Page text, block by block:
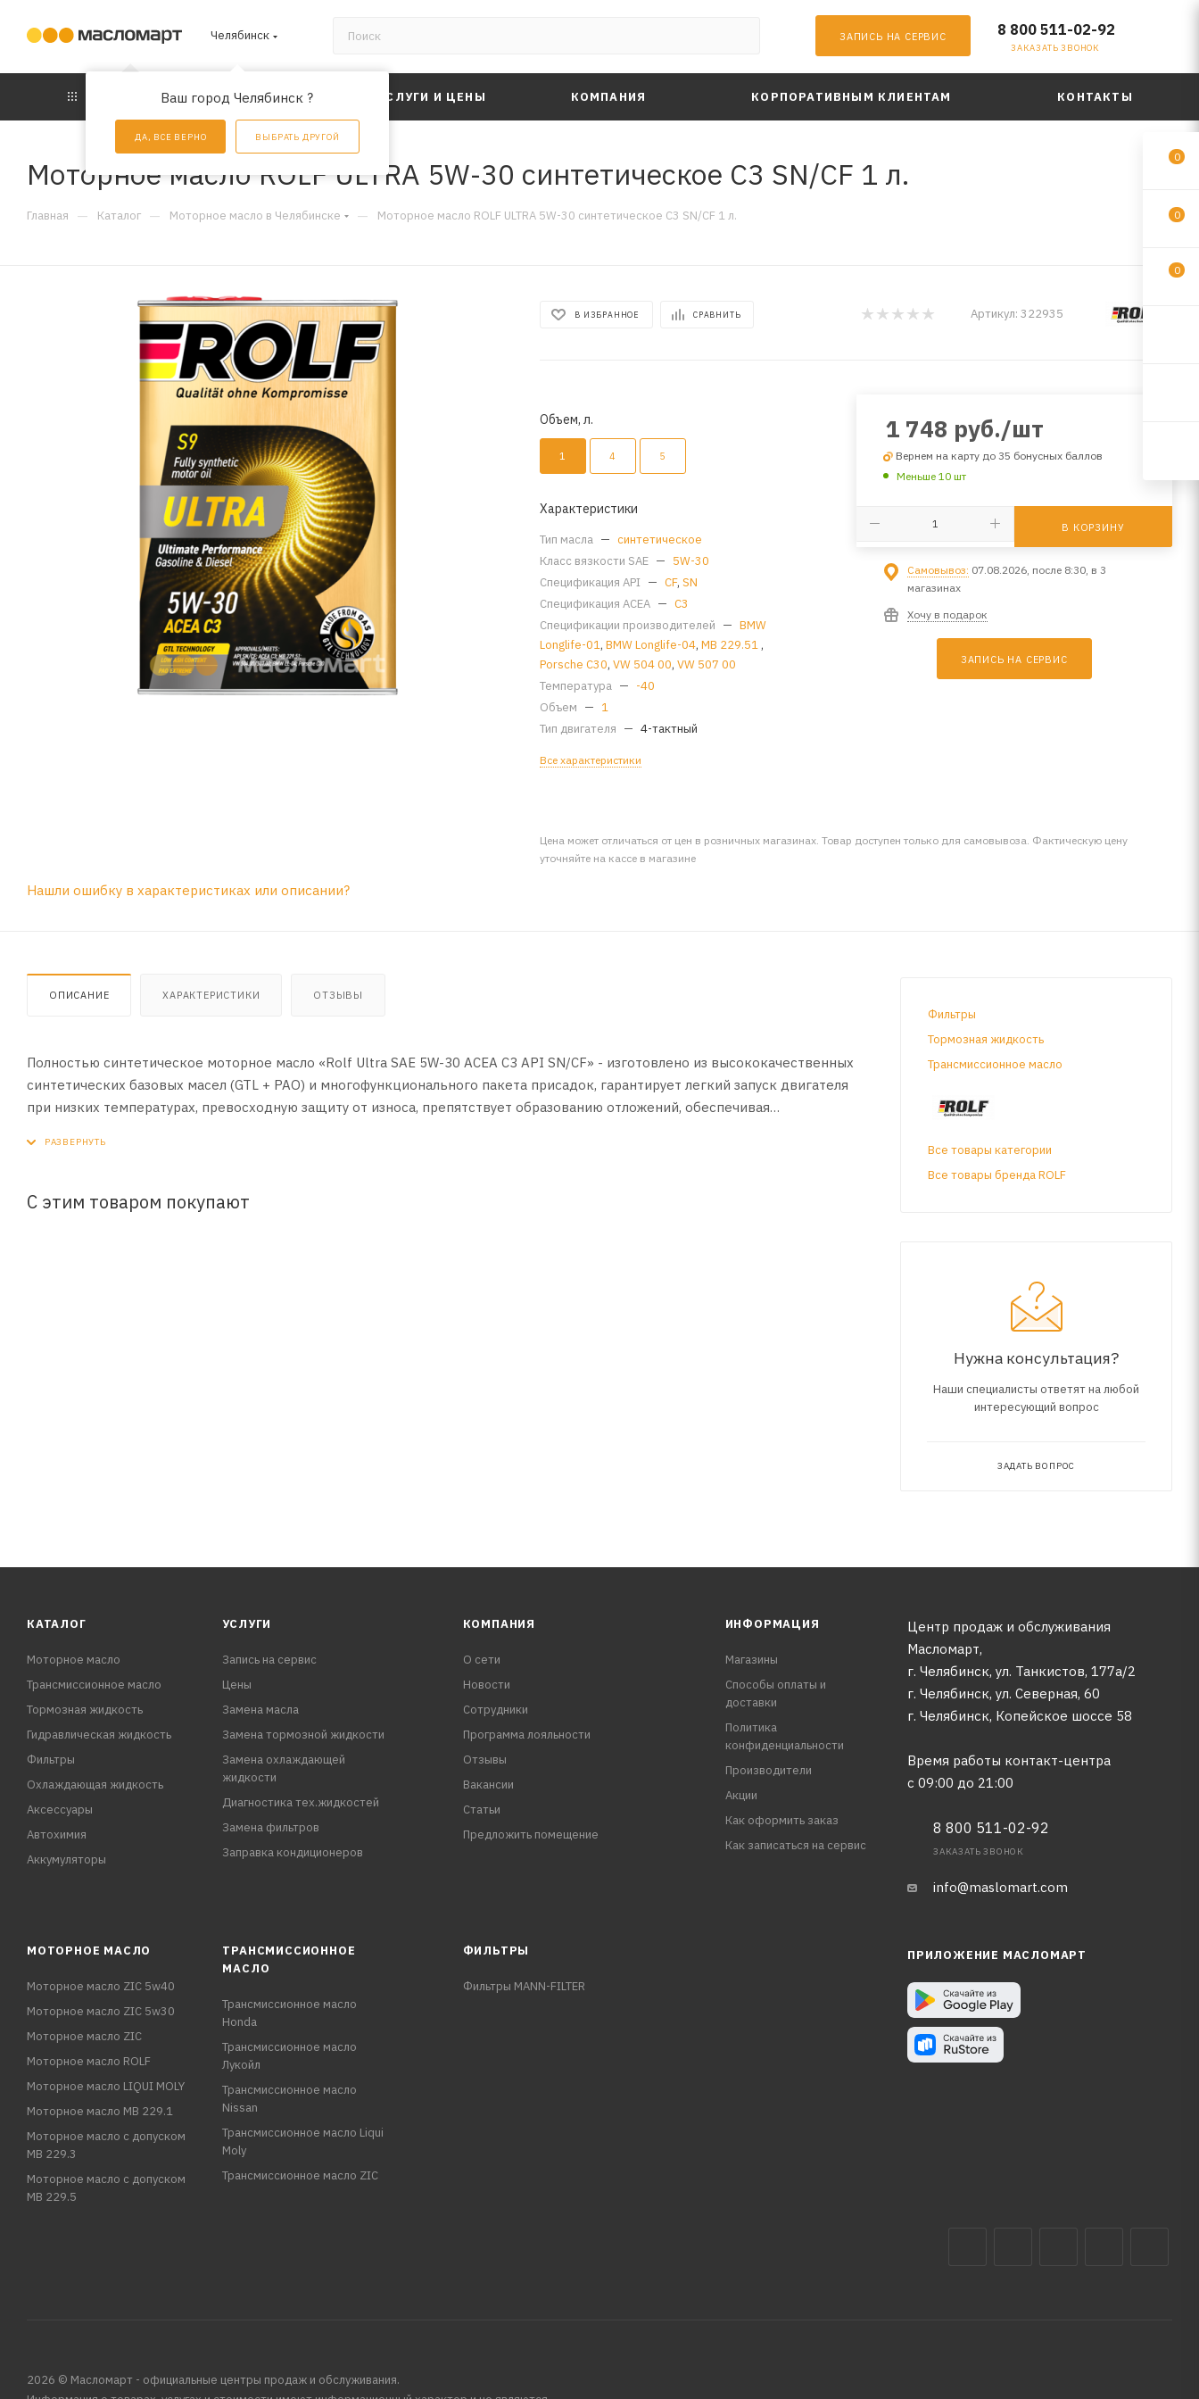
Челябинск
Ваш город Челябинск ?
ДА, ВСЕ ВЕРНО ВЫБРАТЬ ДРУГОЙ
ЗАПИСЬ НА СЕРВИС 8 800 511-02-92
ЗАКАЗАТЬ ЗВОНОК
АКЦИИ УСЛУГИ И ЦЕНЫ КОМПАНИЯ КОРПОРАТИВНЫМ КЛИЕНТАМ КОНТАКТЫ
Моторное масло ROLF ULTRA 5W-30 синтетическое C3 SN/CF 1 л.
Главная — Каталог — Моторное масло в Челябинске — Моторное масло ROLF ULTRA 5W-30 синтетическое C3 SN/CF 1 л.
В ИЗБРАННОЕ СРАВНИТЬ Артикул: 322935
Объем, л.
1 4 5
Характеристики
Тип масла — синтетическое
Класс вязкости SAE — 5W-30
Спецификация API — CF,SN
Спецификация ACEA — C3
Спецификации производителей — BMW
Longlife-01,BMW Longlife-04,MB 229.51,
Porsche C30,VW 504 00,VW 507 00
Температура — -40
Объем — 1
Тип двигателя — 4-тактный
Все характеристики
1 748 руб./шт
Вернем на карту до 35 бонусных баллов
Меньше 10 шт
В КОРЗИНУ
Самовывоз: 07.08.2026, после 8:30, в 3
магазинах
Хочу в подарок
ЗАПИСЬ НА СЕРВИС
Цена может отличаться от цен в розничных магазинах. Товар доступен только для самовывоза. Фактическую цену
уточняйте на кассе в магазине
Нашли ошибку в характеристиках или описании?
ОПИСАНИЕ ХАРАКТЕРИСТИКИ ОТЗЫВЫ
Полностью синтетическое моторное масло «Rolf Ultra SAE 5W-30 ACEA С3 API SN/CF» - изготовлено из высококачественных
синтетических базовых масел (GTL + PAO) и многофункционального пакета присадок, гарантирует легкий запуск двигателя
при низких температурах, превосходную защиту от износа, препятствует образованию отложений, обеспечивая
С этим товаром покупают
Фильтры
Тормозная жидкость
Трансмиссионное масло
Все товары категории
Все товары бренда ROLF
Нужна консультация?
Наши специалисты ответят на любой
интересующий вопрос
ЗАДАТЬ ВОПРОС
КАТАЛОГ
Моторное масло
Трансмиссионное масло
Тормозная жидкость
Гидравлическая жидкость
Фильтры
Охлаждающая жидкость
Аксессуары
Автохимия
Аккумуляторы
УСЛУГИ
Запись на сервис
Цены
Замена масла
Замена тормозной жидкости
Замена охлаждающей
жидкости
Диагностика тех.жидкостей
Замена фильтров
Заправка кондиционеров
КОМПАНИЯ
О сети
Новости
Сотрудники
Программа лояльности
Отзывы
Вакансии
Статьи
Предложить помещение
ИНФОРМАЦИЯ
Магазины
Способы оплаты и
доставки
Политика
конфиденциальности
Производители
Акции
Как оформить заказ
Как записаться на сервис
Центр продаж и обслуживания
Масломарт,
г. Челябинск, ул. Танкистов, 177а/2
г. Челябинск, ул. Северная, 60
г. Челябинск, Копейское шоссе 58
Время работы контакт-центра
с 09:00 до 21:00
8 800 511-02-92
ЗАКАЗАТЬ ЗВОНОК
info@maslomart.com
МОТОРНОЕ МАСЛО
Моторное масло ZIC 5w40
Моторное масло ZIC 5w30
Моторное масло ZIC
Моторное масло ROLF
Моторное масло LIQUI MOLY
Моторное масло MB 229.1
Моторное масло с допуском
MB 229.3
Моторное масло с допуском
MB 229.5
ТРАНСМИССИОННОЕ
МАСЛО
Трансмиссионное масло
Honda
Трансмиссионное масло
Лукойл
Трансмиссионное масло
Nissan
Трансмиссионное масло Liqui
Moly
Трансмиссионное масло ZIC
ФИЛЬТРЫ
Фильтры MANN-FILTER
ПРИЛОЖЕНИЕ МАСЛОМАРТ
2026 © Масломарт - официальные центры продаж и обслуживания.
0
0
0